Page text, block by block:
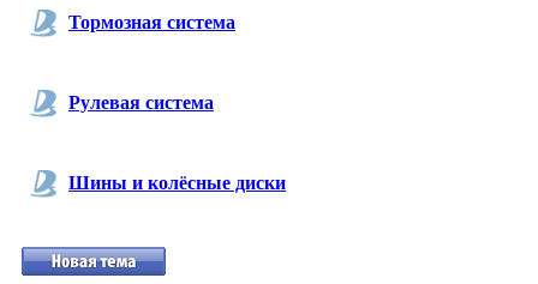
Тормозная система
Рулевая система
Шины и колёсные диски